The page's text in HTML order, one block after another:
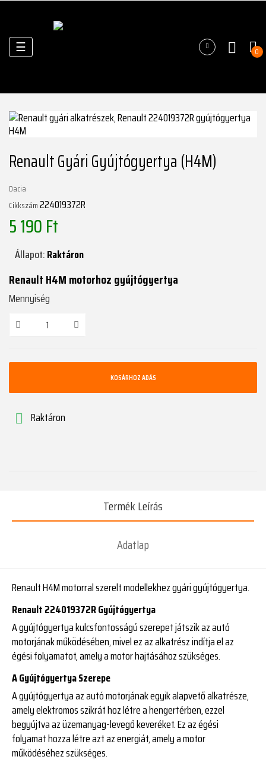
Váltás
a
☰ 0
Renault Gyári Gyújtógyertya (H4M)
Dacia
Cikkszám224019372R
5 190 Ft
Állapot:Raktáron
Renault H4M motorhoz gyújtógyertya
Mennyiség
KOSÁRHOZ ADÁS
 Raktáron
Termék Leírás
Adatlap
Renault H4M motorral szerelt modellekhez gyári gyújtógyertya.
Renault 224019372R Gyújtógyertya
A gyújtógyertya kulcsfontosságú szerepet játszik az autó
motorjának működésében, mivel ez az alkatrész indítja el az
égési folyamatot, amely a motor hajtásához szükséges.
A Gyújtógyertya Szerepe
A gyújtógyertya az autó motorjának egyik alapvető alkatrésze,
amely elektromos szikrát hoz létre a hengertérben, ezzel
begyújtva az üzemanyag-levegő keveréket. Ez az égési
folyamat hozza létre azt az energiát, amely a motor
működéséhez szükséges.